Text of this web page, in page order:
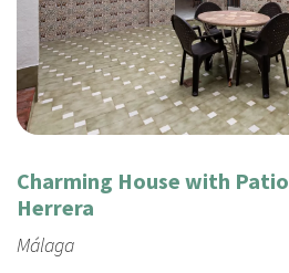
Charming House with
Herrera
Málaga